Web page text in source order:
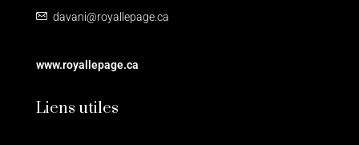
davani@royallepage.ca
www.royallepage.ca
Liens utiles